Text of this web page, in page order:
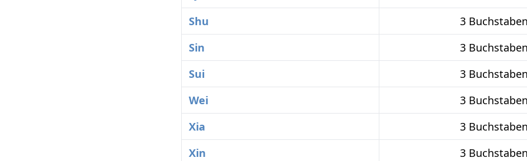
Shu
3 Buchstaben
Sin
3 Buchstaben
Sui
3 Buchstaben
Wei
3 Buchstaben
Xia
3 Buchstaben
Xin
3 Buchstaben